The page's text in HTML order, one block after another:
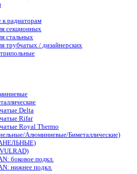
радиаторам
секционных
стальных
трубчатых / дизайнерских
Delta
Rifar
Royal Thermo
Алюминиевые/Биметаллические)
боковое подкл.
нижнее подкл.